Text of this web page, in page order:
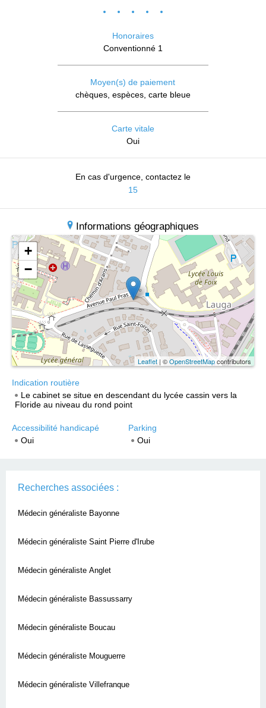
Honoraires
Conventionné 1
Moyen(s) de paiement
chèques, espèces, carte bleue
Carte vitale
Oui
En cas d'urgence, contactez le
15
Informations géographiques
+
−
Leaflet | ©OpenStreetMapcontributors
Indication routière
Le cabinet se situe en descendant du lycée cassin vers la
Floride au niveau du rond point
Accessibilité handicapé
Oui
Parking
Oui
Recherches associées :
Médecin généraliste Bayonne
Médecin généraliste Saint Pierre d'Irube
Médecin généraliste Anglet
Médecin généraliste Bassussarry
Médecin généraliste Boucau
Médecin généraliste Mouguerre
Médecin généraliste Villefranque